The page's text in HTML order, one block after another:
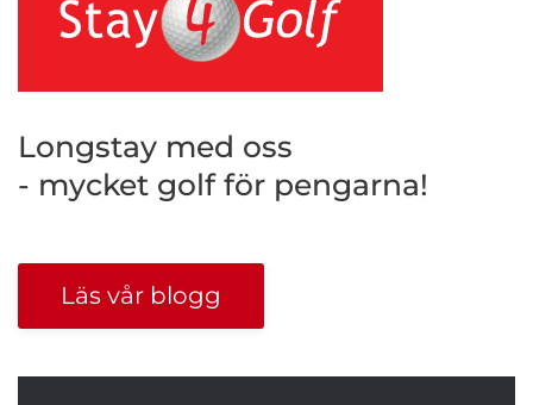
Longstay med oss
- mycket golf för pengarna!
Läs vår blogg